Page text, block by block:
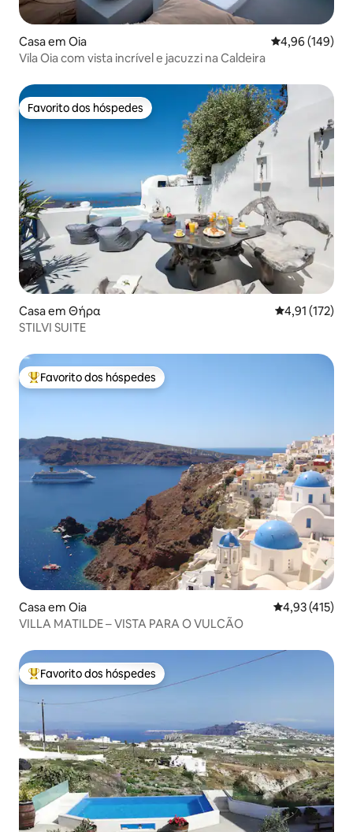
Casa em Oia Classificação
4,96 (149)
Vila Oia com vista incrível e jacuzzi na Caldeira
Favorito dos hóspedes
Favorito dos hóspedes
Casa em Θήρα Classificação
4,91 (172)
STILVI SUITE
Favoritos dos hóspedes mais apreciados
Favorito dos hóspedes
Casa em Oia Classificação
4,93 (415)
VILLA MATILDE – VISTA PARA O VULCÃO
Favoritos dos hóspedes mais apreciados
Favorito dos hóspedes